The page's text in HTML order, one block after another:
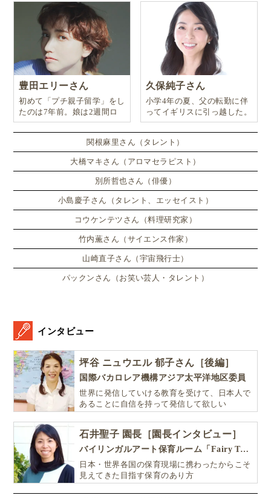
カフェ
イベント運営
…などの民間企業や団体に応募します。
ウプサラ市は直接の雇用は行いませんが、求人を紹介
するフェアなどを通じてサポートを行っています。
たとえば、毎年3月に開催される「サマージョブ・フ
ェア」では、実際に参加して仕事を探すことが可能で
このように、ウプサラ市のサマージョブ制度は、若者
働くことの大切さや喜びを学べる
のある制度です。
誰もが平等に働くチャンスを得られるよう配慮されて
おり、スウェーデンならではの教育理念や社会参加の
興味がある方は、市の公式ウェブサイトで詳細を確認
し、早めの準備をおすすめします。
現地スウェーデン人に聞く！
初めてのサマージョブ体験談【現地インタビ
ュー】
職場のお茶時間「FIKA」で、スウェーデン人の
30代女性管理職（アンナ）
豊田エリーさん
初めて「プチ親子留学」をし
たのは7年前。娘は2週間ロ
ンドンのサマースクールに通
い、英語劇に挑戦したり、
久保純子さん
小学4年の夏、父の転勤に伴
ってイギリスに引っ越した。
関根麻里さん（タレント）
大橋マキさん（アロマセラピスト）
別所哲也さん（俳優）
小島慶子さん（タレント、エッセイスト）
コウケンテツさん（料理研究家）
竹内薫さん（サイエンス作家）
山崎直子さん（宇宙飛行士）
パックンさん（お笑い芸人・タレント）
インタビュー
坪谷 ニュウエル 郁子さん［後編］
国際バカロレア機構アジア太平洋地区委員
世界に発信していける教育を受けて、日本人で
あることに自信を持って発信して欲しい
石井聖子 園長［園長インタビュー］
バイリンガルアート保育ルーム「Fairy Tale（フェアリーテイル）」
日本・世界各国の保育現場に携わったからこそ
見えてきた目指す保育のあり方